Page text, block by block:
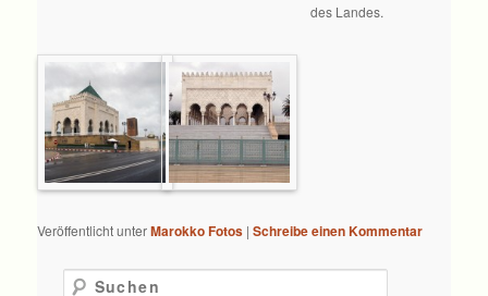
des Landes.
Veröffentlicht unterMarokko Fotos |Schreibe einen Kommentar
Suchen